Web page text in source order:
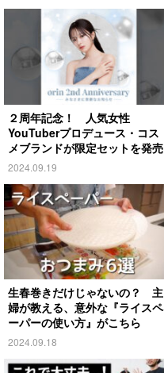
２周年記念！ 人気女性
YouTuberプロデュース・コス
メブランドが限定セットを発売
2024.09.19
生春巻きだけじゃないの？ 主
婦が教える、意外な『ライスペ
ーパーの使い方』がこちら
2024.09.18